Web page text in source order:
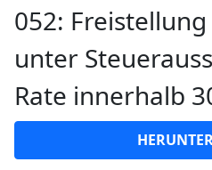
052:
unter
Rate innerhalb